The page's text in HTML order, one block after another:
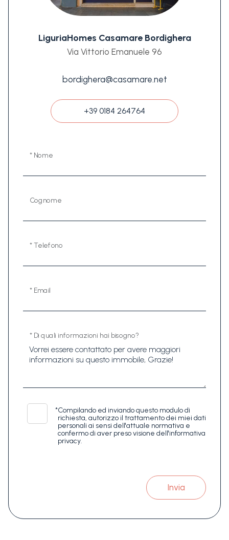
LiguriaHomes Casamare Bordighera
Via Vittorio Emanuele 96
bordighera@casamare.net
+39 0184 264764
* Nome
Cognome
* Telefono
* Email
* Di quali informazioni hai bisogno?
*Compilando ed inviando questo modulo di
richiesta, autorizzo il trattamento dei miei dati
personali ai sensi dell'attuale normativa e
confermo di aver preso visione dell'informativa
privacy.
Invia